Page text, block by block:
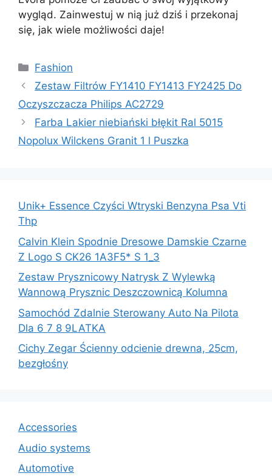
wygląd. Zainwestuj w nią już dziś i przekonaj
się, jak wiele możliwości daje!
Kategorie
Fashion
Zestaw Filtrów FY1410 FY1413 FY2425 Do
Oczyszczacza Philips AC2729
Farba Lakier niebiański błękit Ral 5015
Nopolux Wilckens Granit 1 l Puszka
Unik+ Essence Czyści Wtryski Benzyna Psa Vti
Thp
Calvin Klein Spodnie Dresowe Damskie Czarne
Z Logo S CK26 1A3F5* S 1_3
Zestaw Prysznicowy Natrysk Z Wylewką
Wannową Prysznic Deszczownicą Kolumna
Samochód Zdalnie Sterowany Auto Na Pilota
Dla 6 7 8 9LATKA
Cichy Zegar Ścienny odcienie drewna, 25cm,
bezgłośny
Accessories
Audio systems
Automotive